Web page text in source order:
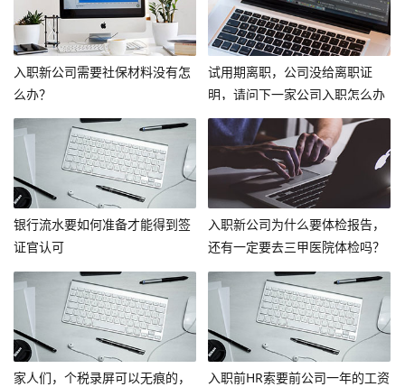
入职新公司需要社保材料没有怎
么办？
试用期离职，公司没给离职证
明，请问下一家公司入职怎么办
呢？
银行流水要如何准备才能得到签
证官认可
入职新公司为什么要体检报告，
还有一定要去三甲医院体检吗？
家人们，个税录屏可以无痕的，
入职前HR索要前公司一年的工资